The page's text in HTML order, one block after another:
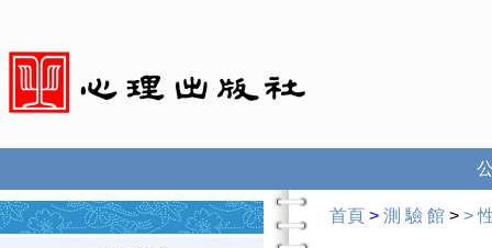
首頁 > 測 驗 館 > >